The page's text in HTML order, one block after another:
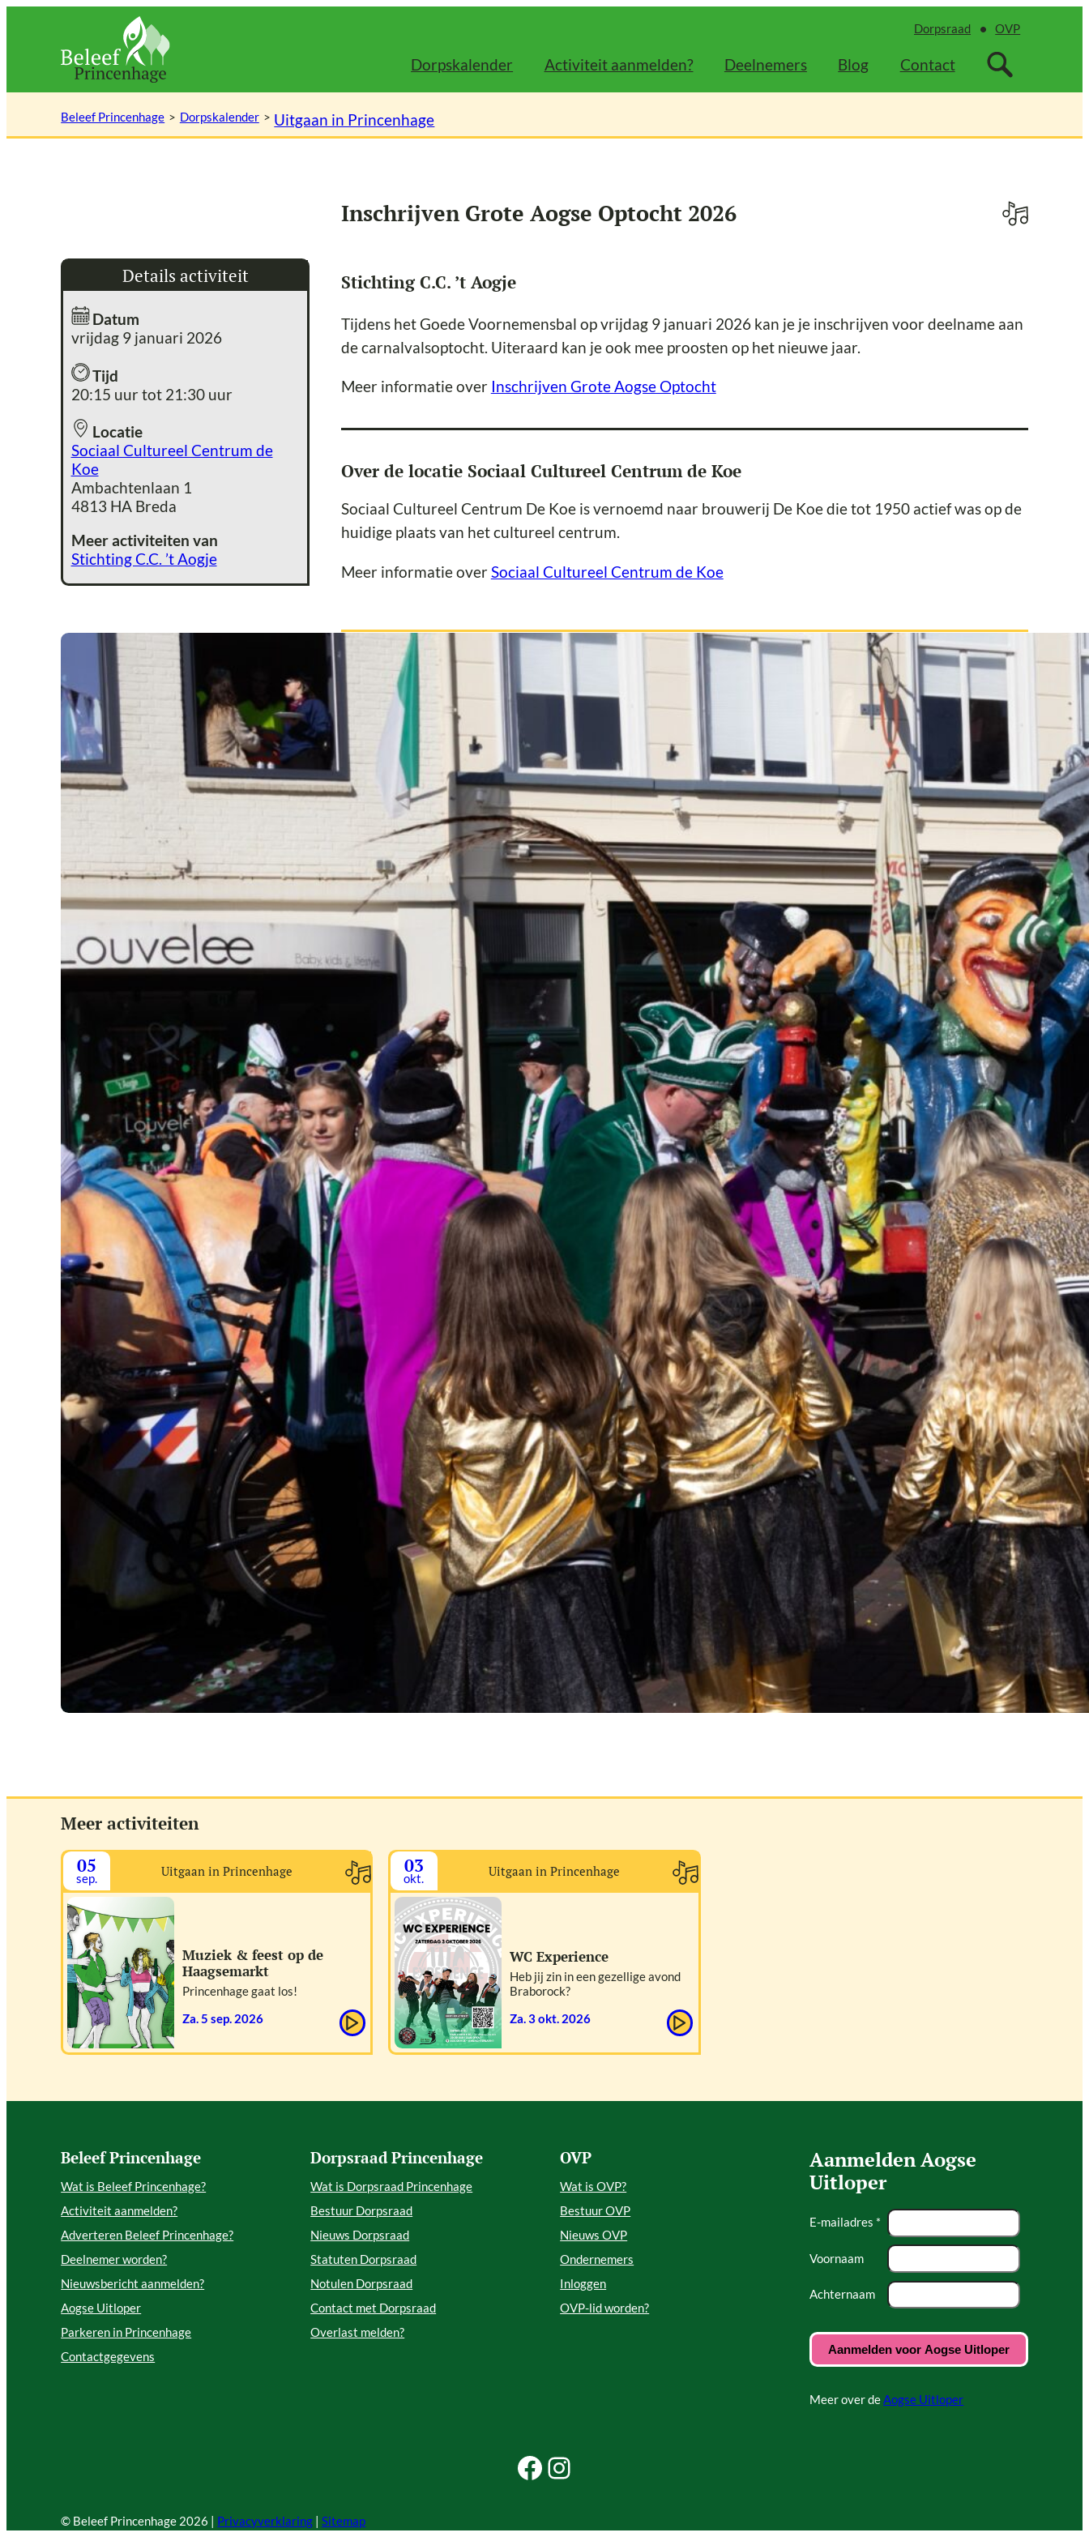
inhoud
Dorpsraad OVP
Dorpskalender Activiteit aanmelden? Deelnemers Blog Contact
Beleef Princenhage Dorpskalender Uitgaan in Princenhage
Inschrijven Grote Aogse Optocht 2026
Details activiteit
Datum
vrijdag 9 januari 2026
Tijd
20:15 uur tot 21:30 uur
Locatie
Sociaal Cultureel Centrum de
Koe
Ambachtenlaan 1
4813 HA Breda
Meer activiteiten van
Stichting C.C. ’t Aogje
Stichting C.C. ’t Aogje
Tijdens het Goede Voornemensbal op vrijdag 9 januari 2026 kan je je inschrijven voor deelname aan
de carnalvalsoptocht. Uiteraard kan je ook mee proosten op het nieuwe jaar.
Meer informatie over Inschrijven Grote Aogse Optocht
Over de locatie Sociaal Cultureel Centrum de Koe
Sociaal Cultureel Centrum De Koe is vernoemd naar brouwerij De Koe die tot 1950 actief was op de
huidige plaats van het cultureel centrum.
Meer informatie over Sociaal Cultureel Centrum de Koe
Carnaval
Meer activiteiten
05
sep. Uitgaan in Princenhage
Muziek & feest op de
Haagsemarkt
Princenhage gaat los!
za. 5 sep. 2026
03
okt. Uitgaan in Princenhage
WC Experience
Heb jij zin in een gezellige avond
Braborock?
za. 3 okt. 2026
Beleef Princenhage
Wat is Beleef Princenhage?
Activiteit aanmelden?
Adverteren Beleef Princenhage?
Deelnemer worden?
Nieuwsbericht aanmelden?
Aogse Uitloper
Parkeren in Princenhage
Contactgegevens
Dorpsraad Princenhage
Wat is Dorpsraad Princenhage
Bestuur Dorpsraad
Nieuws Dorpsraad
Statuten Dorpsraad
Notulen Dorpsraad
Contact met Dorpsraad
Overlast melden?
OVP
Wat is OVP?
Bestuur OVP
Nieuws OVP
Ondernemers
Inloggen
OVP-lid worden?
Aanmelden Aogse
Uitloper
E-mailadres *
Voornaam
Achternaam
Meer over deAogse Uitloper
Facebook Beleef Princenhage
Instagram Beleef Princenhage
© Beleef Princenhage 2026 | Privacyverklaring |Sitemap